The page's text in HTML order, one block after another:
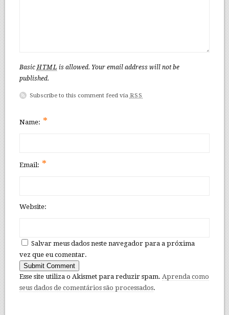
BasicHTML is allowed. Your email address will not be
published.
Subscribe to this comment feed via RSS
Name: *
Email: *
Website:
Salvar meus dados neste navegador para a próxima
vez que eu comentar.
Esse site utiliza o Akismet para reduzir spam. Aprenda como
seus dados de comentários são processados.